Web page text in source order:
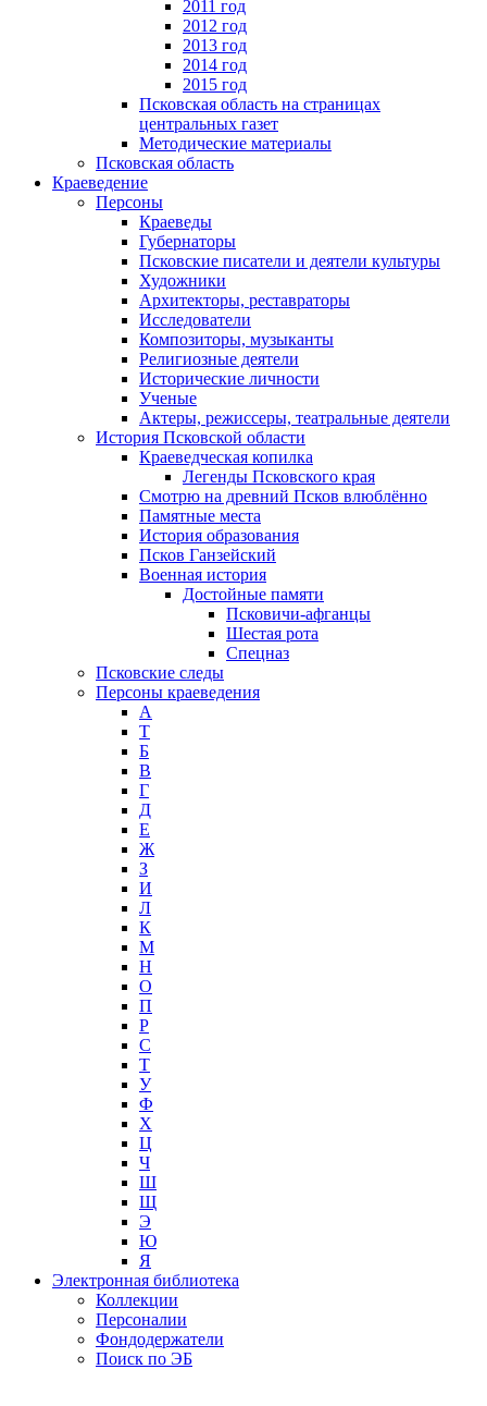
2011 год
2012 год
2013 год
2014 год
2015 год
Псковская область на страницах
центральных газет
Методические материалы
Псковская область
Краеведение
Персоны
Краеведы
Губернаторы
Псковские писатели и деятели культуры
Художники
Архитекторы, реставраторы
Исследователи
Композиторы, музыканты
Религиозные деятели
Исторические личности
Ученые
Актеры, режиссеры, театральные деятели
История Псковской области
Краеведческая копилка
Легенды Псковского края
Смотрю на древний Псков влюблённо
Памятные места
История образования
Псков Ганзейский
Военная история
Достойные памяти
Псковичи-афганцы
Шестая рота
Спецназ
Псковские следы
Персоны краеведения
А
T
Б
В
Г
Д
Е
Ж
З
И
Л
К
М
Н
О
П
Р
С
Т
У
Ф
Х
Ц
Ч
Ш
Щ
Э
Ю
Я
Электронная библиотека
Коллекции
Персоналии
Фондодержатели
Поиск по ЭБ